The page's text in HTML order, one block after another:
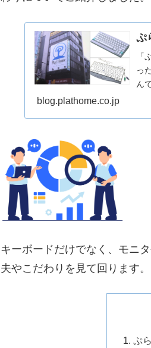
ぷ
「
っ
ん
blog.plathome.co.jp
キーボードだけでなく、モニ
夫やこだわりを見て回ります。
ぷ